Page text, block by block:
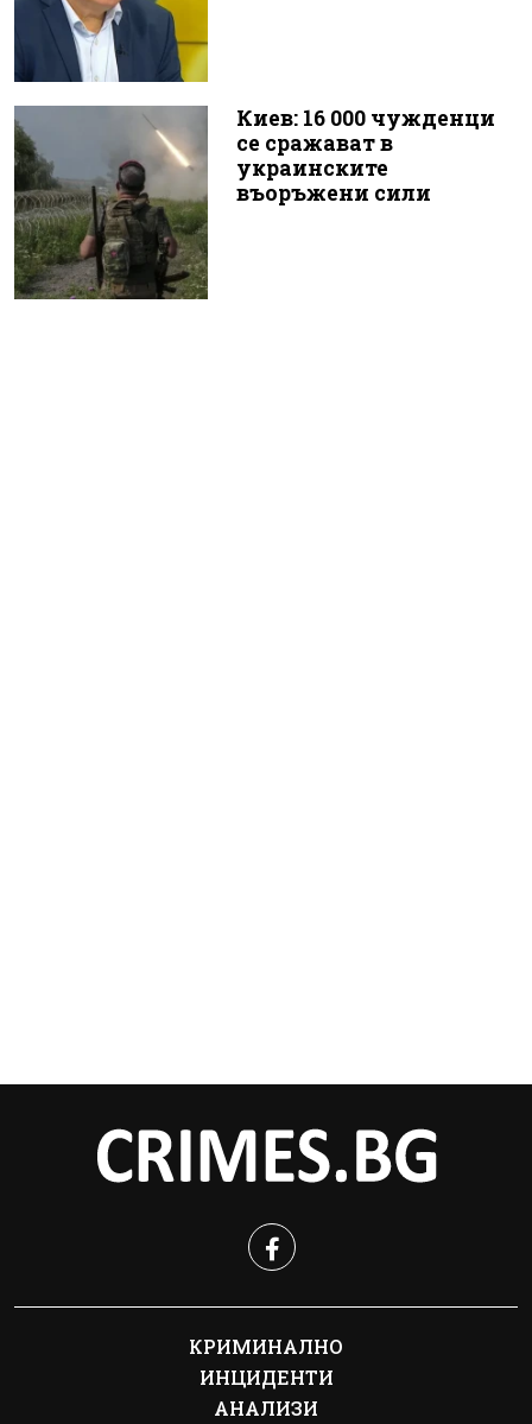
Киев: 16 000 чужденци
се сражават в
украинските
въоръжени сили
КРИМИНАЛНО
ИНЦИДЕНТИ
АНАЛИЗИ